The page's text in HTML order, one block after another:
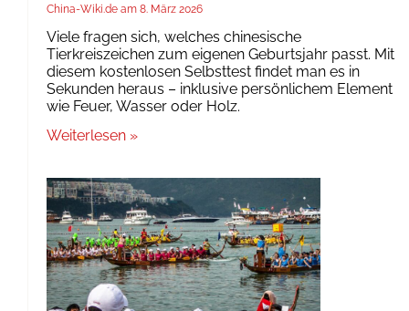
China-Wiki.de 8. März 2026
Viele fragen sich, welches chinesische
Tierkreiszeichen zum eigenen Geburtsjahr passt. Mit
diesem kostenlosen Selbsttest findet man es in
Sekunden heraus – inklusive persönlichem Element
wie Feuer, Wasser oder Holz.
Weiterlesen »